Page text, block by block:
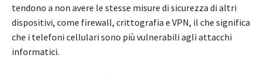
tendono a non avere le stesse misure di sicurezza di altri
dispositivi, come firewall, crittografia e VPN, il che significa
che i telefoni cellulari sono più vulnerabili agli attacchi
informatici.